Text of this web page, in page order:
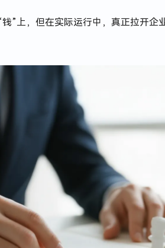
”上，但在实际运行中，真正拉开